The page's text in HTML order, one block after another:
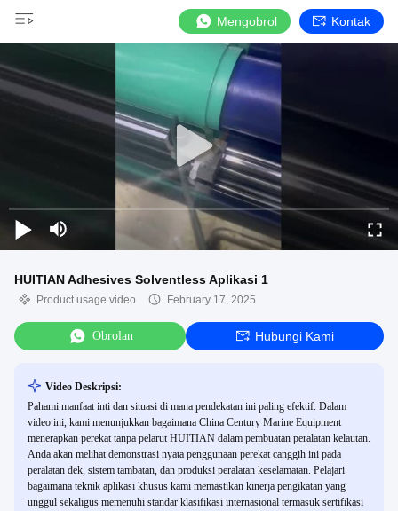
Mengobrol Kontak
HUITIAN Adhesives Solventless Aplikasi 1
Product usage video February 17, 2025
Obrolan Hubungi Kami
Video Deskripsi:
Pahami manfaat inti dan situasi di mana pendekatan ini paling efektif. Dalam
video ini, kami menunjukkan bagaimana China Century Marine Equipment
menerapkan perekat tanpa pelarut HUITIAN dalam pembuatan peralatan kelautan.
Anda akan melihat demonstrasi nyata penggunaan perekat canggih ini pada
peralatan dek, sistem tambatan, dan produksi peralatan keselamatan. Pelajari
bagaimana teknik aplikasi khusus kami memastikan kinerja pengikatan yang
unggul sekaligus memenuhi standar klasifikasi internasional termasuk sertifikasi